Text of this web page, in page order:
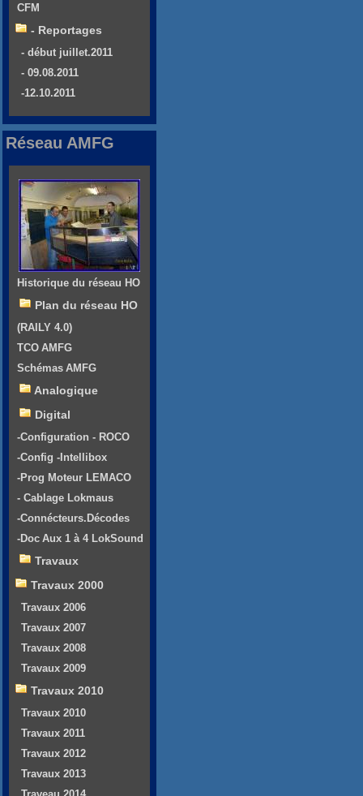
CFM
- Reportages
- début juillet.2011
- 09.08.2011
-12.10.2011
Réseau AMFG
Historique du réseau HO
Plan du réseau HO
(RAILY 4.0)
TCO AMFG
Schémas AMFG
Analogique
Digital
-Configuration - ROCO
-Config -Intellibox
-Prog Moteur LEMACO
- Cablage Lokmaus
-Connécteurs.Décodes
-Doc Aux 1 à 4 LokSound
Travaux
Travaux 2000
Travaux 2006
Travaux 2007
Travaux 2008
Travaux 2009
Travaux 2010
Travaux 2010
Travaux 2011
Travaux 2012
Travaux 2013